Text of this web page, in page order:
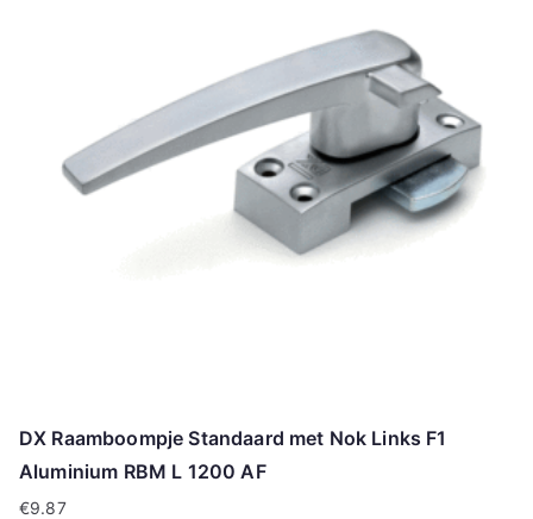
DX Raamboompje Standaard met Nok Links F1
Aluminium RBM L 1200 AF
€9.87